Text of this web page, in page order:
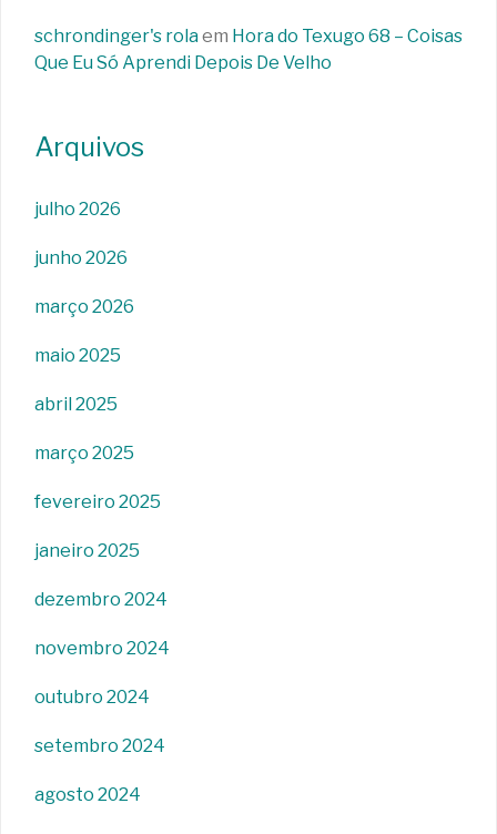
schrondinger's rolaem Hora do Texugo 68 – Coisas
Que Eu Só Aprendi Depois De Velho
Arquivos
julho 2026
junho 2026
março 2026
maio 2025
abril 2025
março 2025
fevereiro 2025
janeiro 2025
dezembro 2024
novembro 2024
outubro 2024
setembro 2024
agosto 2024